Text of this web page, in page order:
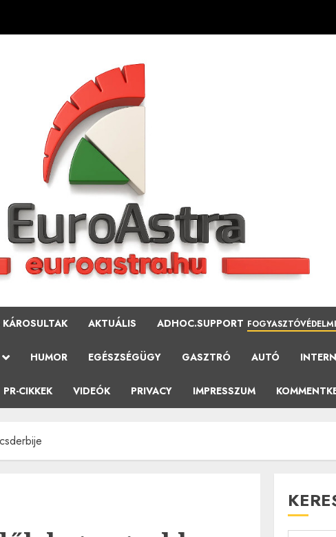
AKTUÁLIS ADHOC.SUPPORT
HUMOR EGÉSZSÉGÜGY GASZTRÓ AUTÓ
PR-CIKKEK VIDEÓK PRIVACY IMPRESSZUM